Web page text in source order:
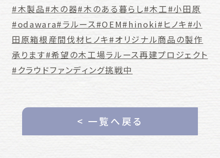
#木製品#木の器#木のある暮らし#木工 #小田原
#odawara#ラルース#OEM#hinoki#ヒノキ #小
田原箱根産間伐材ヒノキ#オリジナル商品の製作
承ります#希望の木工場ラルース再建プロジェクト
#クラウドファンディング挑戦中
< 一覧へ戻る